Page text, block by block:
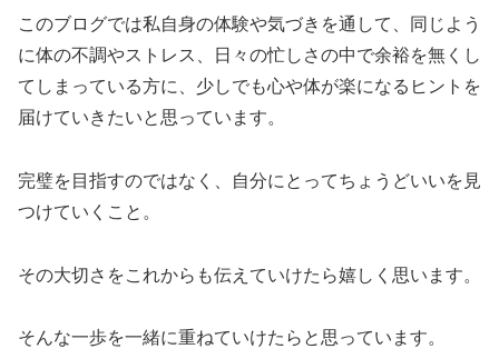
このブログでは私自身の体験や気づきを通して、同じよう
に体の不調やストレス、日々の忙しさの中で余裕を無くし
てしまっている方に、少しでも心や体が楽になるヒントを
届けていきたいと思っています。
完璧を目指すのではなく、自分にとってちょうどいいを見
つけていくこと。
その大切さをこれからも伝えていけたら嬉しく思います。
そんな一歩を一緒に重ねていけたらと思っています。